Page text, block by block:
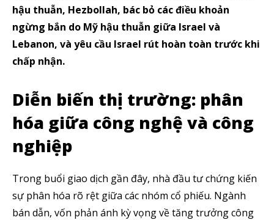
hậu thuẫn, Hezbollah, bác bỏ các điều khoản
ngừng bắn do Mỹ hậu thuẫn giữa Israel và
Lebanon, và yêu cầu Israel rút hoàn toàn trước khi
chấp nhận.
Diễn biến thị trường: phân
hóa giữa công nghệ và công
nghiệp
Trong buổi giao dịch gần đây, nhà đầu tư chứng kiến
sự phân hóa rõ rệt giữa các nhóm cổ phiếu. Ngành
bán dẫn, vốn phản ánh kỳ vọng về tăng trưởng công